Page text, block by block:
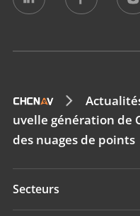
uvelle génération de
des nuages de points
Secteurs